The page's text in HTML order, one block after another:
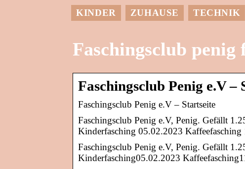
KINDER ZUHAUSE TECHNIK
Faschingsclub penig
Faschingsclub Penig e.V –
Faschingsclub Penig e.V – Startseite
Faschingsclub Penig e.V, Penig. Gefällt
Kinderfasching 05.02.2023
Faschingsclub Penig e.V, Penig. Gefällt
Kinderfasching05.02.2023